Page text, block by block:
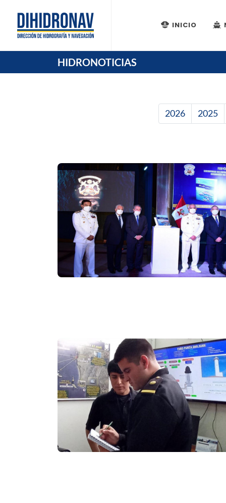
INICIO
HIDRONOTICIAS
2026 2025